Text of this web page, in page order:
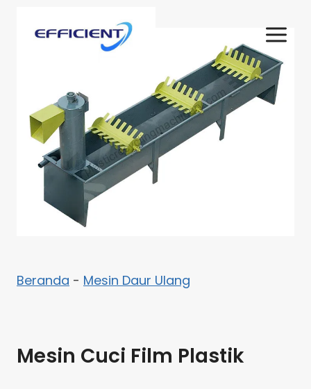
Beranda - Mesin Daur Ulang
Mesin Cuci Film Plastik